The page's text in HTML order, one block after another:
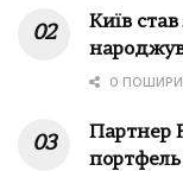
Київ
0
Партнер